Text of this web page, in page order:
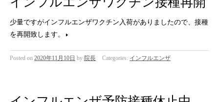
少量ですがインフルエンザワクチン入荷がありましたので、接種
を再開致します。
Posted on 2020年11月10日 by 院長 Categories: インフルエンザ